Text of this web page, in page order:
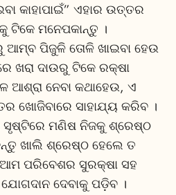
କାହାପାଇଁ” ଏହାର ଉତ୍ତର
ମନେପକାନ୍ତୁ ।
ଆମ୍ବ ପିଜୁଳି ତୋଳି ଖାଇବା ହେଉ
ଖରା ଦାଉରୁ ଟିକେ ରକ୍ଷା
ଆଶ୍ରା ନେବା କଥାହେଉ, ଏ
ଖୋଜିବାରେ ସାହାଯ୍ୟ କରିବ ।
ମଣିଷ ନିଜକୁ ଶ୍ରେଷ୍ଠ
ଖାଲି ଶ୍ରେଷ୍ଠ ହେଲେ ତ
ପରିବେଶର ସୁରକ୍ଷା ସହ
ଦେବାକୁ ପଡ଼ିବ ।